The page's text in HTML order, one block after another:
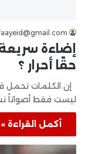
إضاءة
حقًا أحرار ؟
إن الكلمات تحمل
ليست فقط أصواتاً
أكمل القراءة »